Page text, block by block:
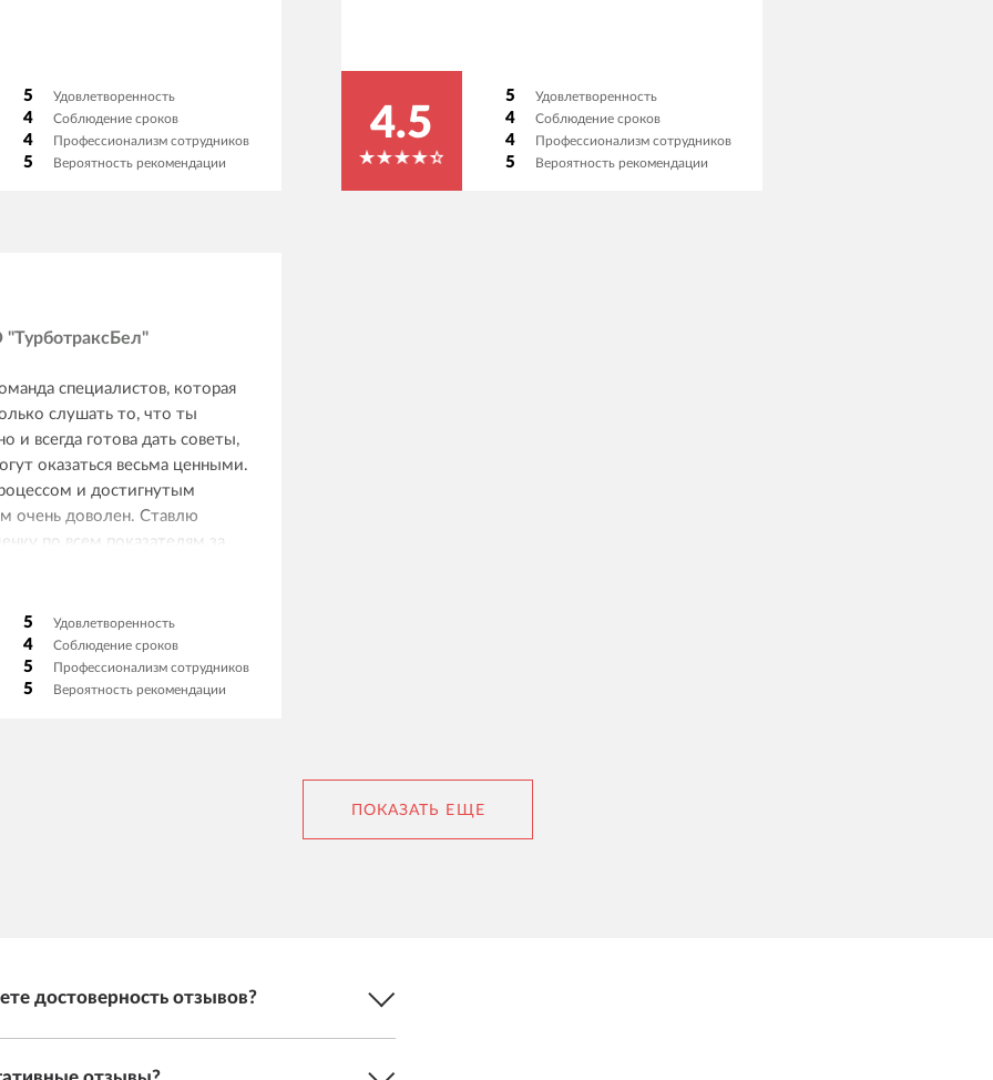
5 Удовлетворенность
4 Соблюдение сроков
4 Профессионализм сотрудников
5 Вероятность рекомендации
4.5
5 Удовлетворенность
4 Соблюдение сроков
4 Профессионализм сотрудников
5 Вероятность рекомендации
специалистов, которая
слушать то, что ты
и всегда готова дать советы,
оказаться весьма ценными.
и достигнутым
очень доволен. Ставлю
по всем показателям за
сроков - объективно ребятам
точно поставлю 5. Спасибо!
5 Удовлетворенность
4 Соблюдение сроков
5 Профессионализм сотрудников
5 Вероятность рекомендации
ПОКАЗАТЬ ЕЩЕ
достоверность отзывов?